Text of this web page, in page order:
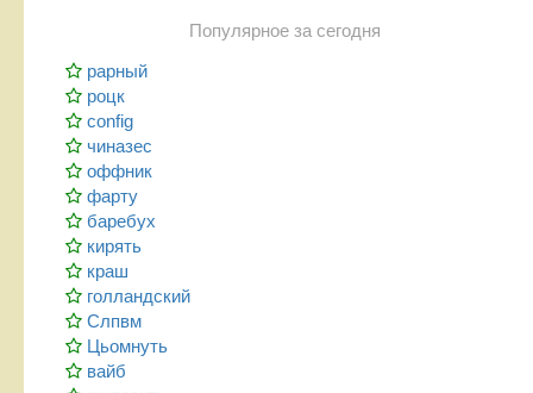
Популярное за сегодня
рарный
роцк
config
чиназес
оффник
фарту
баребух
кирять
краш
голландский
Слпвм
Цьомнуть
вайб